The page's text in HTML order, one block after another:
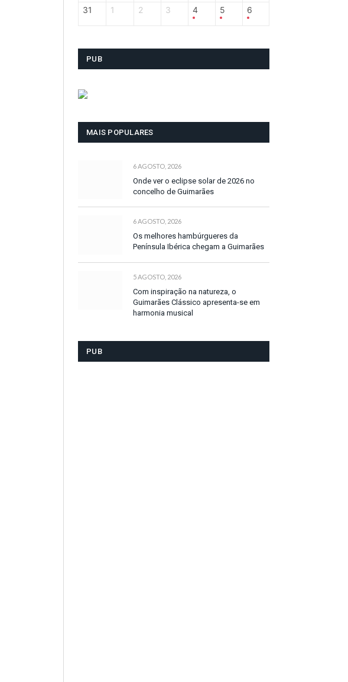
31 1 2 3 4 5 6
PUB
MAIS POPULARES
6 AGOSTO, 2026
Onde ver o eclipse solar de 2026 no
concelho de Guimarães
6 AGOSTO, 2026
Os melhores hambúrgueres da
Península Ibérica chegam a Guimarães
5 AGOSTO, 2026
Com inspiração na natureza, o
Guimarães Clássico apresenta-se em
harmonia musical
PUB